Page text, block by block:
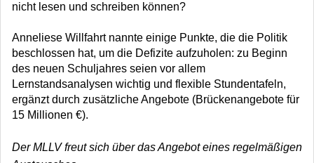
nicht lesen und schreiben können?
Anneliese Willfahrt nannte einige Punkte, die die Politik
beschlossen hat, um die Defizite aufzuholen: zu Beginn
des neuen Schuljahres seien vor allem
Lernstandsanalysen wichtig und flexible Stundentafeln,
ergänzt durch zusätzliche Angebote (Brückenangebote für
15 Millionen €).
Der MLLV freut sich über das Angebot eines regelmäßigen